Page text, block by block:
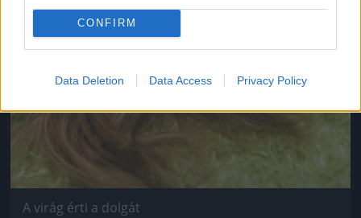
CONFIRM
Data Deletion Data Access Privacy Policy
A virág érti a dolgát